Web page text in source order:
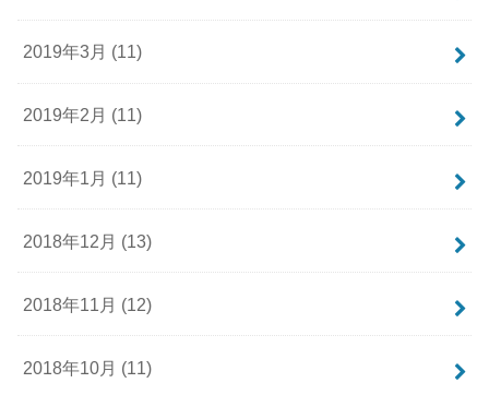
2019年3月 (11)
2019年2月 (11)
2019年1月 (11)
2018年12月 (13)
2018年11月 (12)
2018年10月 (11)